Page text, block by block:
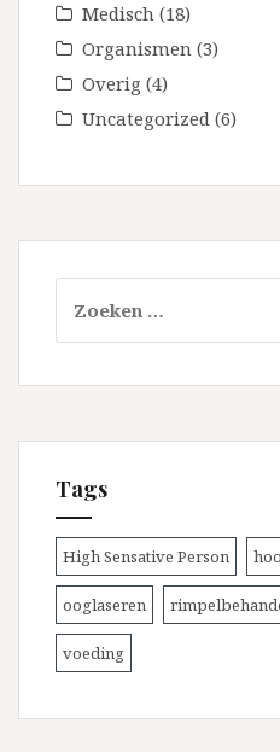
Medisch (18)
Organismen (3)
Overig (4)
Uncategorized (6)
naar:
Tags
High Sensative Person
ooglaseren
voeding